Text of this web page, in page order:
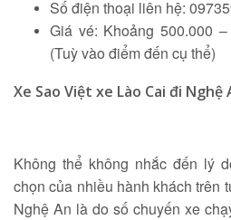
Số điện thoại liên hệ:
Giá vé: Khoảng 500.000
(Tuỳ vào điểm đến cụ thể)
Xe Sao Việt xe Lào Cai đi Nghệ
Không thể không nhắc đến lý
chọn của nhiều hành khách trên
Nghệ An là do số chuyến xe